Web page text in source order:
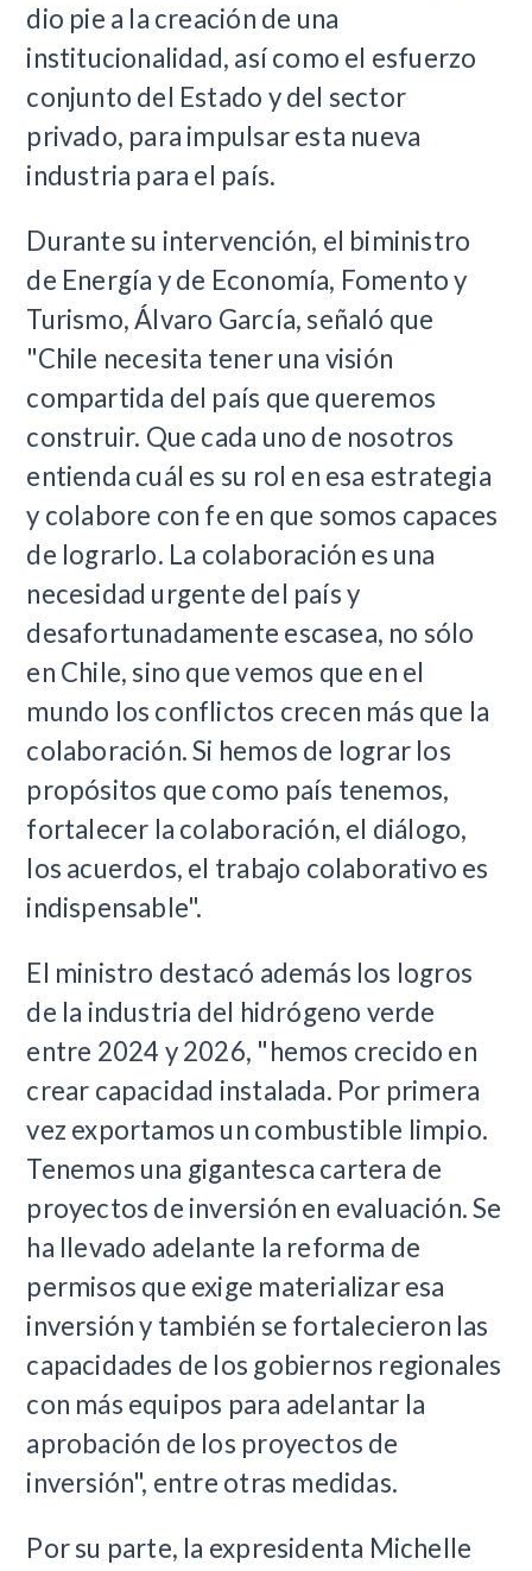
dio pie a la creación de una
institucionalidad, así como el esfuerzo
conjunto del Estado y del sector
privado, para impulsar esta nueva
industria para el país.
Durante su intervención, el biministro
de Energía y de Economía, Fomento y
Turismo, Álvaro García, señaló que
"Chile necesita tener una visión
compartida del país que queremos
construir. Que cada uno de nosotros
entienda cuál es su rol en esa estrategia
y colabore con fe en que somos capaces
de lograrlo. La colaboración es una
necesidad urgente del país y
desafortunadamente escasea, no sólo
en Chile, sino que vemos que en el
mundo los conflictos crecen más que la
colaboración. Si hemos de lograr los
propósitos que como país tenemos,
fortalecer la colaboración, el diálogo,
los acuerdos, el trabajo colaborativo es
indispensable".
El ministro destacó además los logros
de la industria del hidrógeno verde
entre 2024 y 2026, "hemos crecido en
crear capacidad instalada. Por primera
vez exportamos un combustible limpio.
Tenemos una gigantesca cartera de
proyectos de inversión en evaluación. Se
ha llevado adelante la reforma de
permisos que exige materializar esa
inversión y también se fortalecieron las
capacidades de los gobiernos regionales
con más equipos para adelantar la
aprobación de los proyectos de
inversión", entre otras medidas.
Por su parte, la expresidenta Michelle